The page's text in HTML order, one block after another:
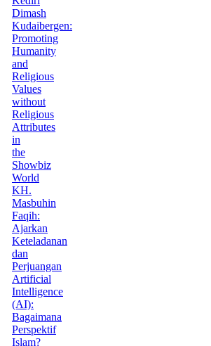
Dimash
Kudaibergen:
Promoting
Humanity
and
Religious
Values
without
Religious
Attributes
in
the
Showbiz
World
KH.
Masbuhin
Faqih:
Ajarkan
Keteladanan
dan
Perjuangan
Artificial
Intelligence
(AI):
Bagaimana
Perspektif
Islam?